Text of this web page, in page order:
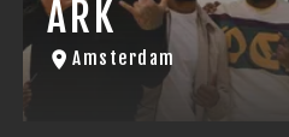
ARK
Amsterdam